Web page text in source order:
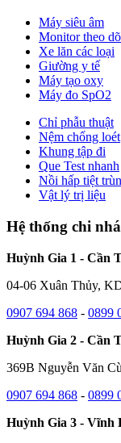
Máy siêu âm
Monitor theo
Xe lăn các loại
Giường y tế
Máy tạo oxy
Máy đo SpO2
Chỉ phẫu thuật
Nệm chống loét
Khung tập đi
Que Test nhanh
Nồi hấp tiệt
Vật lý trị liệu
Hệ thống chi
Huỳnh Gia 1 - Cần
04-06 Xuân Thủy,
0907 694 868 - 0899
Huỳnh Gia 2 - Cần
369B Nguyễn Văn
0907 694 868 - 0899
Huỳnh Gia 3 - Vĩnh